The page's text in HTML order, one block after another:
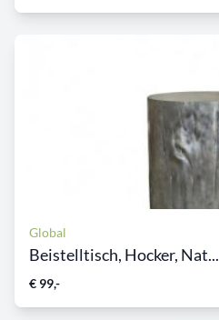
Global
Beistelltisch, Hocker, Nat...
€ 99,-